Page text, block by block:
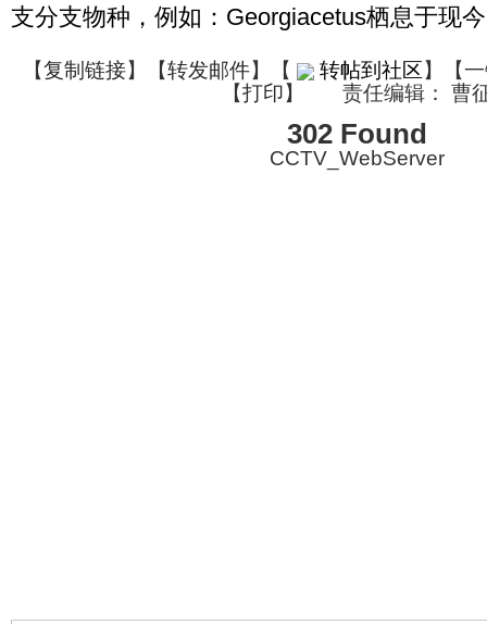
支分支物种，例如：Georgiacetus栖息于现
【复制链接】【转发邮件】 【 转帖到社区】【
【打印】 责任编辑： 曹
302 Found
CCTV_WebServer